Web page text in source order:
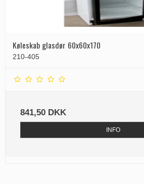
Køleskab glasdør 60x60x170
210-405
841,50 DKK
INFO